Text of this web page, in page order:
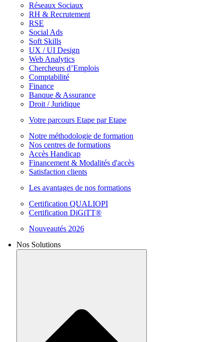
Réseaux Sociaux
RH & Recrutement
RSE
Social Ads
Soft Skills
UX / UI Design
Web Analytics
Chercheurs d’Emplois
Comptabilité
Finance
Banque & Assurance
Droit / Juridique
Votre parcours Etape par Etape
Notre méthodologie de formation
Nos centres de formations
Accès Handicap
Financement & Modalités d'accès
Satisfaction clients
Les avantages de nos formations
Certification QUALIOPI
Certification DiGiTT®
Nouveautés 2026
Nos Solutions